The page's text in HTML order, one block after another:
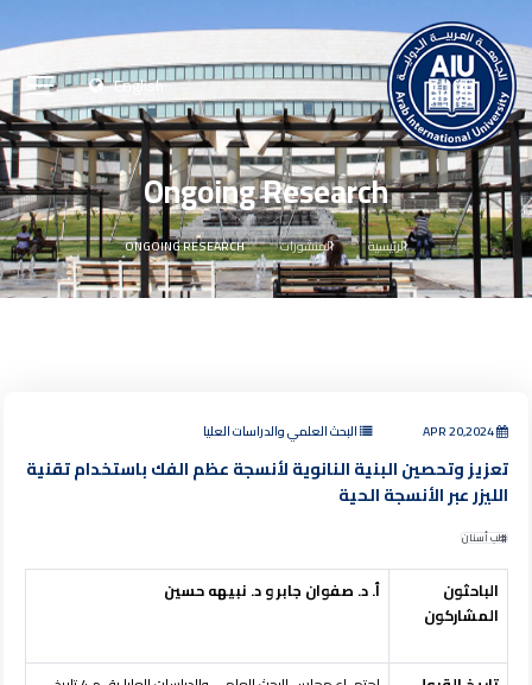
English
Ongoing Research
الرئيسية المنشورات ONGOING RESEARCH
APR 20,2024 البحث العلمي والدراسات العليا
تعزيز وتحصين البنية النانوية لأنسجة عظم الفك باستخدام تقنية
الليزر عبر الأنسجة الحية
طب أسنان
الباحثون
المشاركون
أ. د. صفوان جابر و د. نبيهه حسين